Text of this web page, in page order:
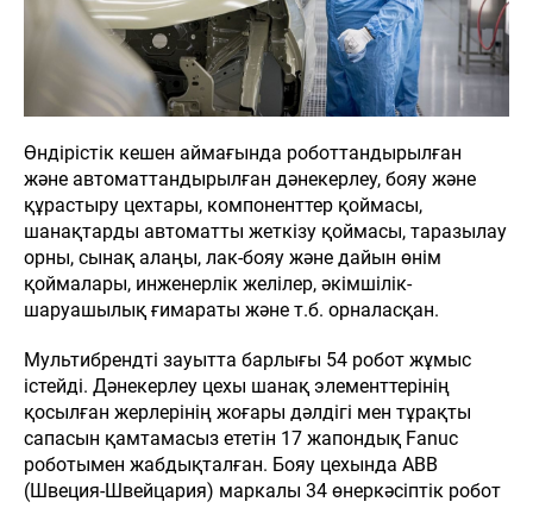
Өндірістік кешен аймағында роботтандырылған
және автоматтандырылған дәнекерлеу, бояу және
құрастыру цехтары, компоненттер қоймасы,
шанақтарды автоматты жеткізу қоймасы, таразылау
орны, сынақ алаңы, лак-бояу және дайын өнім
қоймалары, инженерлік желілер, әкімшілік-
шаруашылық ғимараты және т.б. орналасқан.
Мультибрендті зауытта барлығы 54 робот жұмыс
істейді. Дәнекерлеу цехы шанақ элементтерінің
қосылған жерлерінің жоғары дәлдігі мен тұрақты
сапасын қамтамасыз ететін 17 жапондық Fanuc
роботымен жабдықталған. Бояу цехында ABB
(Швеция-Швейцария) маркалы 34 өнеркәсіптік робот